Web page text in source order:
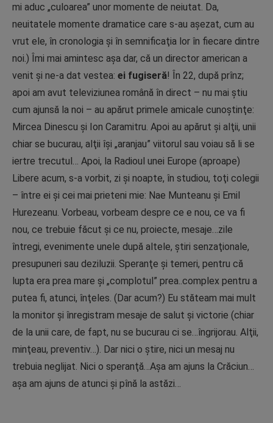
mi aduc „culoarea” unor momente de neiutat. Da,
neuitatele momente dramatice care s-au aşezat, cum au
vrut ele, în cronologia şi în semnificaţia lor în fiecare dintre
noi.) Îmi mai amintesc aşa dar, că un director american a
venit şi ne-a dat vestea: ei fugiseră! În 22, după prînz;
apoi am avut televiziunea română în direct – nu mai ştiu
cum ajunsă la noi – au apărut primele amicale cunoştinţe:
Mircea Dinescu şi Ion Caramitru. Apoi au apărut şi alţii, unii
chiar se bucurau, alţii îşi „aranjau” viitorul sau voiau să li se
iertre trecutul… Apoi, la Radioul unei Europe (aproape)
Libere acum, s-a vorbit, zi şi noapte, în studiou, toţi colegii
– între ei şi cei mai prieteni mie: Nae Munteanu şi Emil
Hurezeanu. Vorbeau, vorbeam despre ce e nou, ce va fi
nou, ce trebuie făcut şi ce nu, proiecte, mesaje…zile
întregi, evenimente unele după altele, ştiri senzaţionale,
presupuneri sau deziluzii. Speranţe şi temeri, pentru că
lupta era prea mare şi „complotul” prea..complex pentru a
putea fi, atunci, înţeles. (Dar acum?) Eu stăteam mai mult
la monitor şi înregistram mesaje de salut şi victorie (chiar
de la unii care, de fapt, nu se bucurau ci se…îngrijorau. Alţii,
minţeau, preventiv…). Dar nici o ştire, nici un mesaj nu
trebuia neglijat. Nici o speranţă…Aşa am ajuns la Crăciun…
aşa am ajuns de atunci şi pînă la astăzi…